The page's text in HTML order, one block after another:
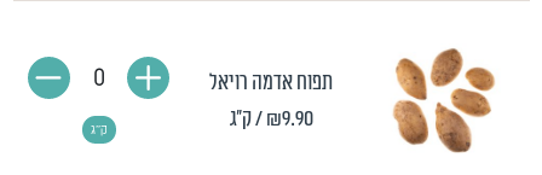
תפוח אדמה רויאל
₪9.90 / ק"ג ק"ג
0